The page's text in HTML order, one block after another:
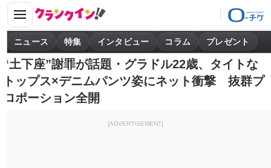
ニュース 特集 インタビュー コラム プレゼント
“土下座”謝罪が話題・グラドル22歳、タイトな
トップス×デニムパンツ姿にネット衝撃 抜群プ
ロポーション全開
[ADVERTISEMENT]